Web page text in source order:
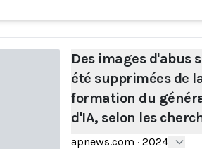
Des images d'abus
été supprimées de
formation du
d'IA, selon les
apnews.com · 2024